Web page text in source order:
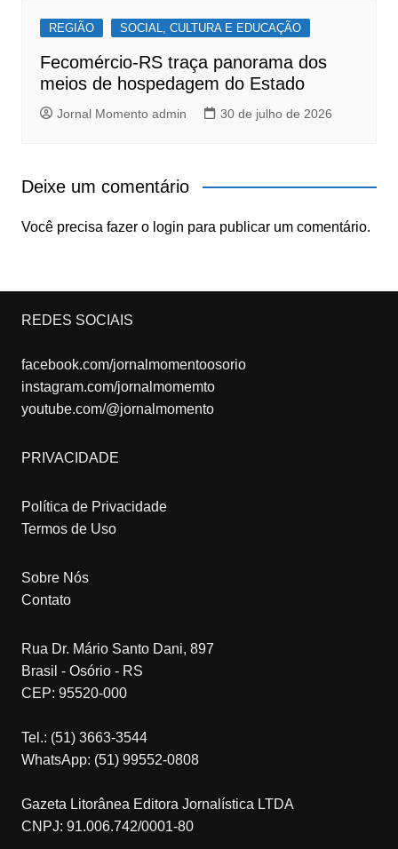
REGIÃO SOCIAL, CULTURA E EDUCAÇÃO
Fecomércio-RS traça panorama dos
meios de hospedagem do Estado
Jornal Momento admin 30 de julho de 2026
Deixe um comentário
Você precisa fazer o login para publicar um comentário.
REDES SOCIAIS
facebook.com/jornalmomentoosorio
instagram.com/jornalmomemto
youtube.com/@jornalmomento
PRIVACIDADE
Política de Privacidade
Termos de Uso
Sobre Nós
Contato
Rua Dr. Mário Santo Dani, 897
Brasil - Osório - RS
CEP: 95520-000
Tel.: (51) 3663-3544
WhatsApp: (51) 99552-0808
Gazeta Litorânea Editora Jornalística LTDA
CNPJ: 91.006.742/0001-80